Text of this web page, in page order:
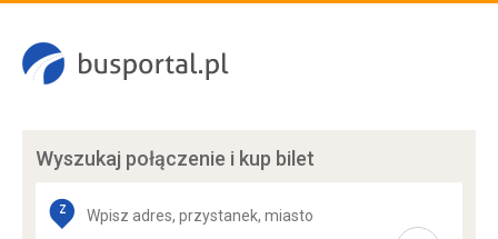
Wyszukaj połączenie i kup bilet
Z